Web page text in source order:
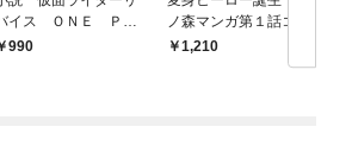
イス ＯＮＥ ＰＯ
ＳＩＢＩＬＩＴＹ
990
ノ森マンガ第１話コレ
クション
1,210